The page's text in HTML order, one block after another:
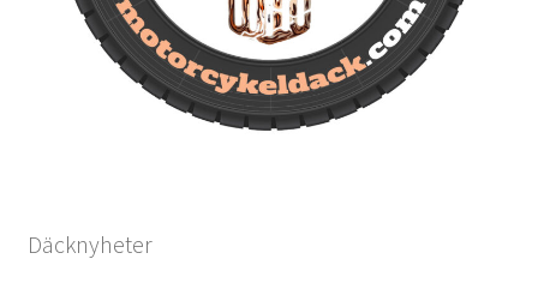
Däcknyheter